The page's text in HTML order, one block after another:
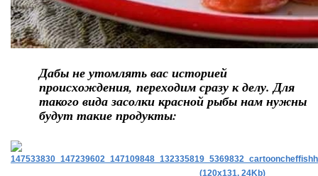
Дабы не утомлять вас историей
происхождения, переходим сразу к делу. Для
такого вида засолки красной рыбы нам нужны
будут такие продукты: